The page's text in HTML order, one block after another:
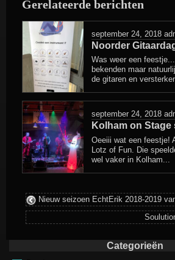
geplaatst
in
Gerelateerde berichten
september 24, 2018
Noorder
Was weer een
bekenden maar
de gitaren en
september 24, 2018
Kolham on Stage
Oeeiii wat een feestje!
Lotz of Fun. Die
wel vaker in Kolham...
Nieuw seizoen EchtErik 2018-2019
Categorieën